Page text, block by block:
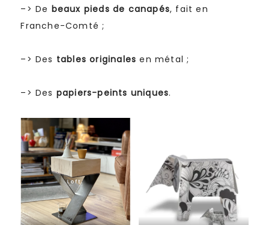
–> De beaux pieds de canapés, fait en
Franche-Comté ;
–> Des tables originales en métal ;
–> Des papiers-peints uniques.